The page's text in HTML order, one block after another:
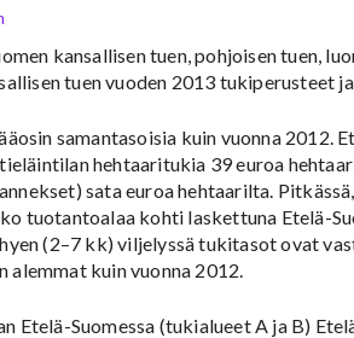
kansallisen tuen, pohjoisen tuen,
tuen vuoden 2013 tukiperusteet
samantasoisia kuin vuonna 2012.
hehtaaritukia 39 euroa
sata euroa hehtaarilta.
tuotantoalaa kohti laskettuna Etelä-
(2–7 kk) viljelyssä tukitasot ovat
kuin vuonna 2012.
Etelä-Suomessa (tukialueet A ja B)